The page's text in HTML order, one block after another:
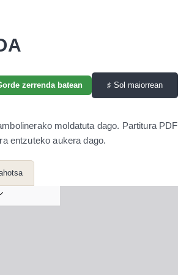
zerrenda batean ♯Sol maiorrean
moldatuta dago. Partitura PDF
entzuteko aukera dago.